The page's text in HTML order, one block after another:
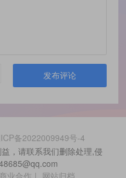
发布评论
备2022009949号-4
，请联系我们删除处理,侵
商业合作 | 网站归档